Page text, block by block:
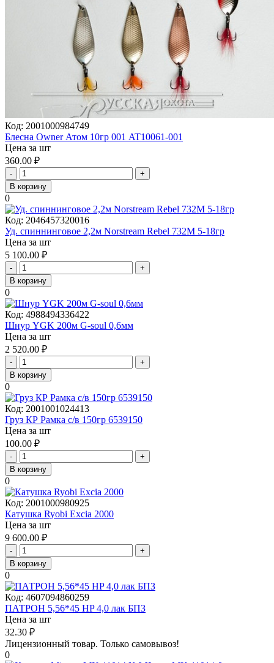
Код: 2001000984749
Блесна Owner Атом 10гр 001 AT10061-001
Цена за шт
360.00 ₽
-
+
В корзину
0
Код: 2046457320016
Уд. спиннинговое 2,2м Norstream Rebel 732M 5-18гр
Цена за шт
5 100.00 ₽
-
+
В корзину
0
Код: 4988494336422
Шнур YGK 200м G-soul 0,6мм
Цена за шт
2 520.00 ₽
-
+
В корзину
0
Код: 2001001024413
Груз КР Рамка с/в 150гр 6539150
Цена за шт
100.00 ₽
-
+
В корзину
0
Код: 2001000980925
Катушка Ryobi Excia 2000
Цена за шт
9 600.00 ₽
-
+
В корзину
0
Код: 4607094860259
ПАТРОН 5,56*45 HP 4,0 лак БПЗ
Цена за шт
32.30 ₽
Лицензионный товар. Только самовывоз!
0